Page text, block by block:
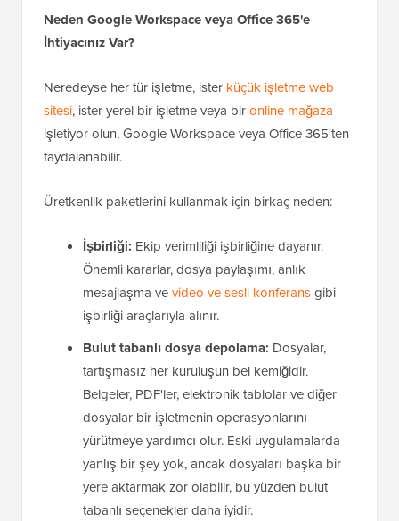
Neden Google Workspace veya Office 365'e
İhtiyacınız Var?
Neredeyse her tür işletme, ister küçük işletme web
sitesi, ister yerel bir işletme veya bironline mağaza
işletiyor olun, Google Workspace veya Office 365'ten
faydalanabilir.
Üretkenlik paketlerini kullanmak için birkaç neden:
İşbirliği: Ekip verimliliği işbirliğine dayanır.
Önemli kararlar, dosya paylaşımı, anlık
mesajlaşma vevideo ve sesli konferansgibi
işbirliği araçlarıyla alınır.
Bulut tabanlı dosya depolama: Dosyalar,
tartışmasız her kuruluşun bel kemiğidir.
Belgeler, PDF'ler, elektronik tablolar ve diğer
dosyalar bir işletmenin operasyonlarını
yürütmeye yardımcı olur. Eski uygulamalarda
yanlış bir şey yok, ancak dosyaları başka bir
yere aktarmak zor olabilir, bu yüzden bulut
tabanlı seçenekler daha iyidir.